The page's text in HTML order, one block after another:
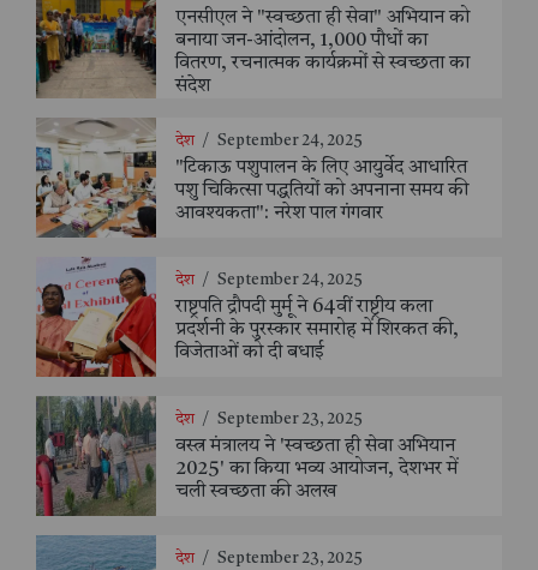
एनसीएल ने "स्वच्छता ही सेवा" अभियान को
बनाया जन-आंदोलन, 1,000 पौधों का
वितरण, रचनात्मक कार्यक्रमों से स्वच्छता का
संदेश
देश / September 24, 2025
"टिकाऊ पशुपालन के लिए आयुर्वेद आधारित
पशु चिकित्सा पद्धतियों को अपनाना समय की
आवश्यकता": नरेश पाल गंगवार
देश / September 24, 2025
राष्ट्रपति द्रौपदी मुर्मू ने 64वीं राष्ट्रीय कला
प्रदर्शनी के पुरस्कार समारोह में शिरकत की,
विजेताओं को दी बधाई
देश / September 23, 2025
वस्त्र मंत्रालय ने 'स्वच्छता ही सेवा अभियान
2025' का किया भव्य आयोजन, देशभर में
चली स्वच्छता की अलख
देश / September 23, 2025